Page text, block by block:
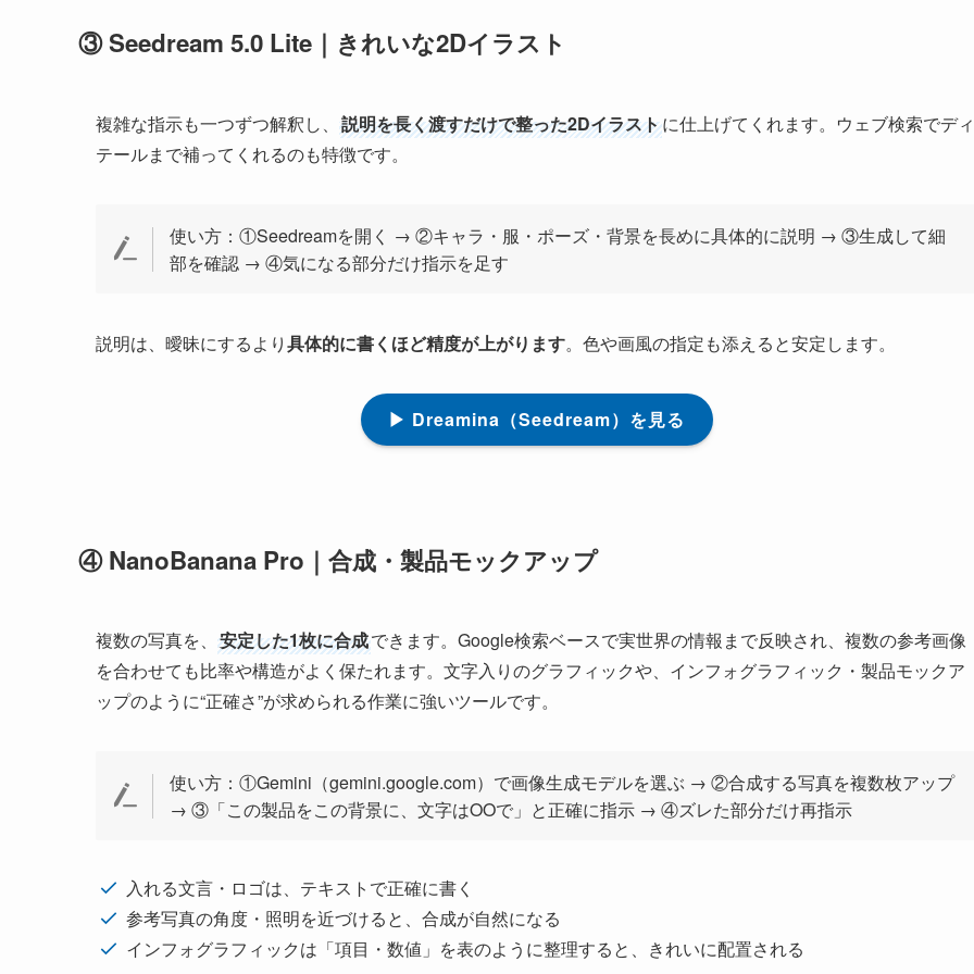
③ Seedream 5.0 Lite｜きれいな2Dイラスト
複雑な指示も一つずつ解釈し、 説明を長く渡すだけで整った2Dイラストに仕上げてくれます。ウェブ検索でディ
テールまで補ってくれるのも特徴です。
使い方：①Seedreamを開く → ②キャラ・服・ポーズ・背景を長めに具体的に説明 → ③生成して細
部を確認 → ④気になる部分だけ指示を足す
説明は、曖昧にするより具体的に書くほど精度が上がります。色や画風の指定も添えると安定します。
▶ Dreamina（Seedream）を見る
④ NanoBanana Pro｜合成・製品モックアップ
複数の写真を、 安定した1枚に合成できます。Google検索ベースで実世界の情報まで反映され、複数の参考画像
を合わせても比率や構造がよく保たれます。文字入りのグラフィックや、インフォグラフィック・製品モックア
ップのように“正確さ”が求められる作業に強いツールです。
使い方：①Gemini（gemini.google.com）で画像生成モデルを選ぶ → ②合成する写真を複数枚アップ
→ ③「この製品をこの背景に、文字はOOで」と正確に指示 → ④ズレた部分だけ再指示
入れる文言・ロゴは、テキストで正確に書く
参考写真の角度・照明を近づけると、合成が自然になる
インフォグラフィックは「項目・数値」を表のように整理すると、きれいに配置される